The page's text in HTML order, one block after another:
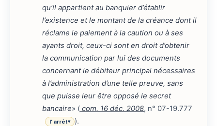
qu’il appartient au banquier d’établir
l’existence et le montant de la créance dont il
réclame le paiement à la caution ou à ses
ayants droit, ceux-ci sont en droit d’obtenir
la communication par lui des documents
concernant le débiteur principal nécessaires
à l’administration d’une telle preuve, sans
que puisse leur être opposé le secret
bancaire» ( com. 16 déc. 2008, n° 07-19.777
l'arrêt▾ ).